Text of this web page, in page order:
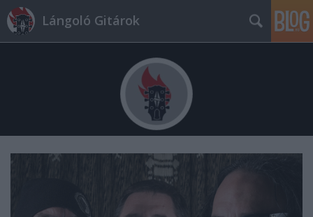
Lángoló Gitárok